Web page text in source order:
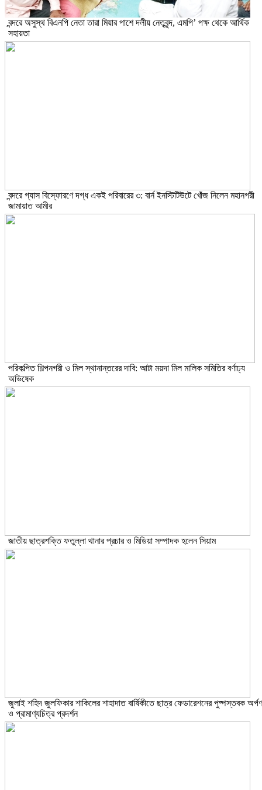
বন্দরে অসুস্থ বিএনপি নেতা তারা মিয়ার পাশে দলীয় নেতৃবৃন্দ, এমপি’ পক্ষ থেকে আর্থিক
সহায়তা
বন্দরে গ্যাস বিস্ফোরণে দগ্ধ একই পরিবারের ৩: বার্ন ইনস্টিটিউটে খোঁজ নিলেন মহানগরী
জামায়াত আমীর
পরিকল্পিত শিল্পনগরী ও মিল স্থানান্তরের দাবি: আটা ময়দা মিল মালিক সমিতির বর্ণাঢ্য
অভিষেক
জাতীয় ছাত্রশক্তি ফতুল্লা থানার প্রচার ও মিডিয়া সম্পাদক হলেন সিয়াম
​জুলাই শহিদ জুলফিকার শাকিলের শাহাদাত বার্ষিকীতে ছাত্র ফেডারেশনের পুষ্পস্তবক অর্পণ
ও প্রামাণ্যচিত্র প্রদর্শন